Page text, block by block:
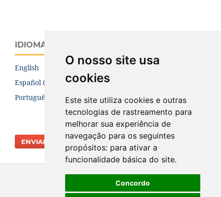
O nosso site usa
cookies
Este site utiliza cookies e outras
tecnologias de rastreamento para
melhorar sua experiência de
navegação para os seguintes
propósitos: para ativar a
funcionalidade básica do site.
Concordo
IDIOMA
English
Español (España)
Português (Brasil)
ENVIAR SUBMISSÃO